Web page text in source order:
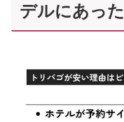
デルにあった